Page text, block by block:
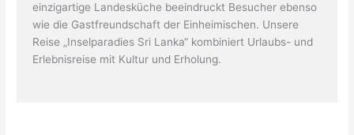
einzigartige Landesküche beeindruckt Besucher ebenso
wie die Gastfreundschaft der Einheimischen. Unsere
Reise „Inselparadies Sri Lanka“ kombiniert Urlaubs- und
Erlebnisreise mit Kultur und Erholung.